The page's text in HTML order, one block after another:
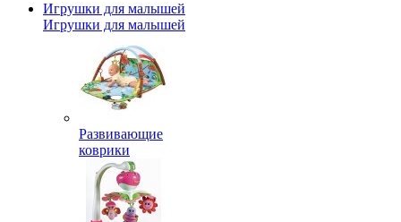
Игрушки для малышей
Игрушки для малышей
Развивающие
коврики